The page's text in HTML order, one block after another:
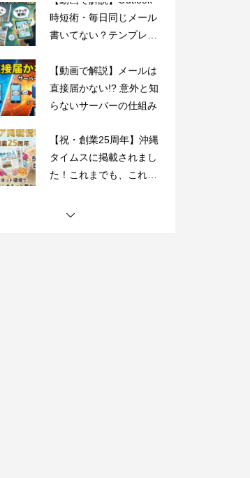
【動画で解説】メールは
直接届かない!? 意外と知
【祝・創業25周年】沖縄
タイムスに掲載されまし
らも、沖縄とともに。
沖縄県内のフレッツ光設
備工事のお知らせ